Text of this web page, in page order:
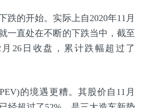
跌的开始。实际上自2020年11月
一直处在不断的下跌当中，截至
26日收盘，累计跌幅超过了
的境遇更糟。其股价自11月